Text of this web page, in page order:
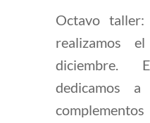
Octavo taller:
realizamos
dedicamos